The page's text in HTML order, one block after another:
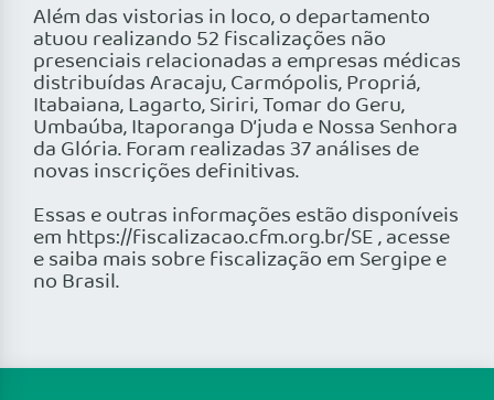
Além das vistorias in loco, o departamento
atuou realizando 52 fiscalizações não
presenciais relacionadas a empresas médicas
distribuídas Aracaju, Carmópolis, Propriá,
Itabaiana, Lagarto, Siriri, Tomar do Geru,
Umbaúba, Itaporanga D’juda e Nossa Senhora
da Glória. Foram realizadas 37 análises de
novas inscrições definitivas.
Essas e outras informações estão disponíveis
em https://fiscalizacao.cfm.org.br/SE , acesse
e saiba mais sobre fiscalização em Sergipe e
no Brasil.